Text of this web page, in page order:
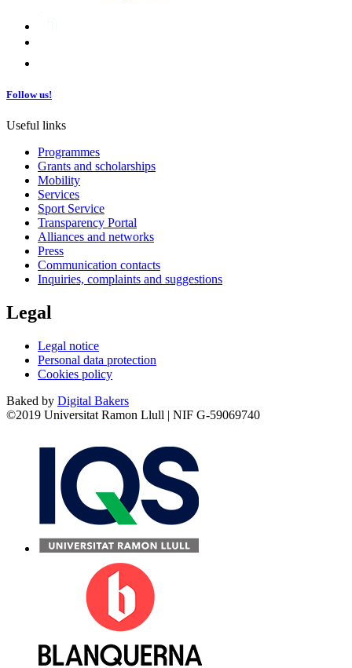
Follow us!
Useful links
Programmes
Grants and scholarships
Mobility
Services
Sport Service
Transparency Portal
Alliances and networks
Press
Communication contacts
Inquiries, complaints and suggestions
Legal
Legal notice
Personal data protection
Cookies policy
Baked by Digital Bakers
©2019 Universitat Ramon Llull | NIF G-59069740